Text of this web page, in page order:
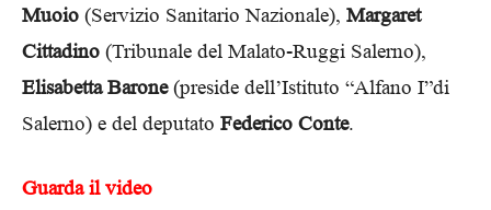
Muoio (Servizio Sanitario Nazionale), Margaret
Cittadino (Tribunale del Malato-Ruggi Salerno),
Elisabetta Barone(preside dell’Istituto “Alfano I”di
Salerno) e del deputato Federico Conte.
Guarda il video